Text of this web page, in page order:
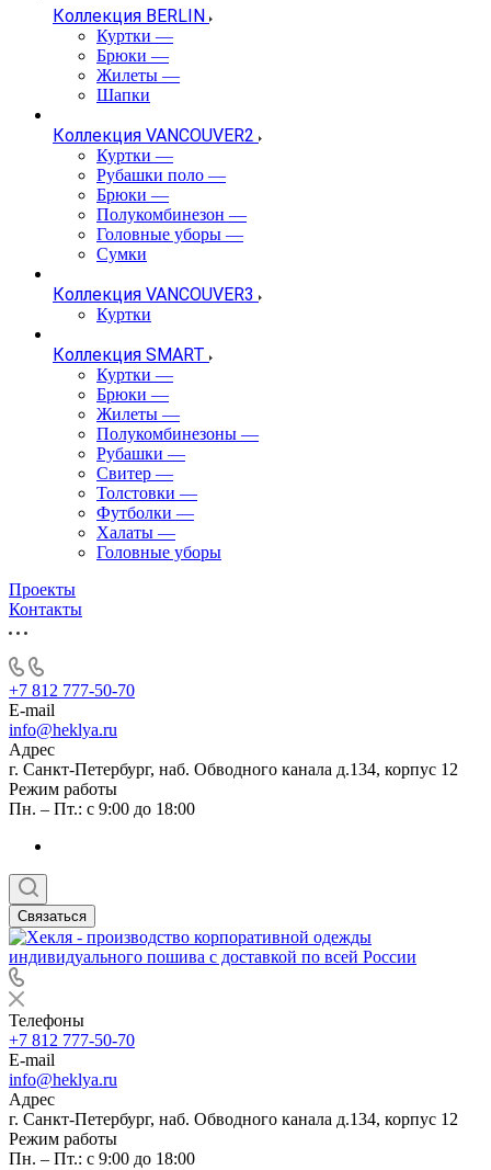
Коллекция BERLIN
Куртки —
Брюки —
Жилеты —
Шапки
Коллекция VANCOUVER2
Куртки —
Рубашки поло —
Брюки —
Полукомбинезон —
Головные уборы —
Сумки
Коллекция VANCOUVER3
Куртки
Коллекция SMART
Куртки —
Брюки —
Жилеты —
Полукомбинезоны —
Рубашки —
Свитер —
Толстовки —
Футболки —
Халаты —
Головные уборы
Проекты
Контакты
+7 812 777-50-70
E-mail
info@heklya.ru
Адрес
г. Санкт-Петербург, наб. Обводного канала д.134, корпус 12
Режим работы
Пн. – Пт.: с 9:00 до 18:00
Связаться
Телефоны
+7 812 777-50-70
E-mail
info@heklya.ru
Адрес
г. Санкт-Петербург, наб. Обводного канала д.134, корпус 12
Режим работы
Пн. – Пт.: с 9:00 до 18:00